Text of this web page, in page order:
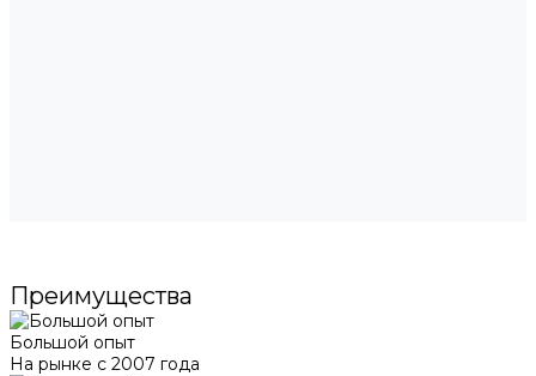
Преимущества
Большой опыт
На рынке с 2007 года